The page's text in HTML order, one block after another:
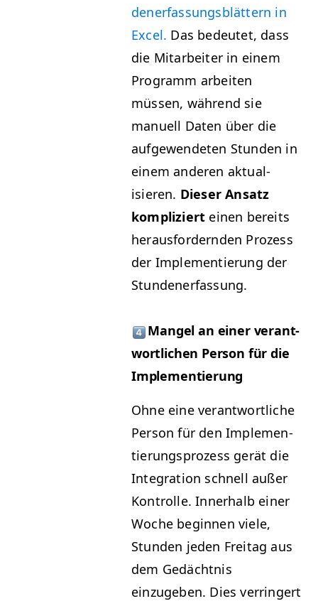
den­er­fas­sungs­blät­tern in
Excel. Das bedeutet, dass
die Mitar­beit­er in einem
Pro­gramm arbeit­en
müssen, während sie
manuell Dat­en über die
aufgewen­de­ten Stun­den in
einem anderen aktu­al­
isieren. Dieser Ansatz
kom­pliziert einen bere­its
her­aus­fordern­den Prozess
der Imple­men­tierung der
Stundenerfassung.
Man­gel an ein­er ver­ant­
wortlichen Per­son für die
Implementierung
Ohne eine ver­ant­wortliche
Per­son für den Imple­men­
tierung­sprozess gerät die
Inte­gra­tion schnell außer
Kon­trolle. Inner­halb ein­er
Woche begin­nen viele,
Stun­den jeden Fre­itag aus
dem Gedächt­nis
einzugeben. Dies ver­ringert